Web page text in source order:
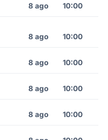
8 ago 10:00
8 ago 10:00
8 ago 10:00
8 ago 10:00
8 ago 10:00